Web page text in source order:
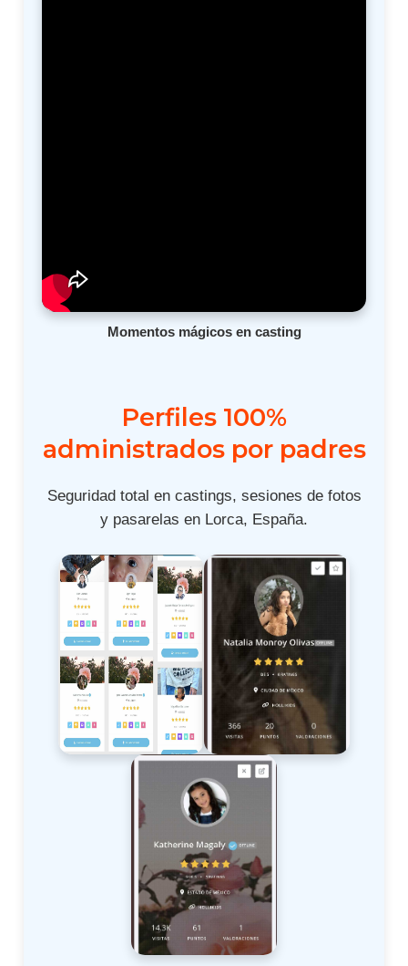
Momentos mágicos en casting
Perfiles 100%
administrados por padres
Seguridad total en castings, sesiones de fotos
y pasarelas en Lorca, España.